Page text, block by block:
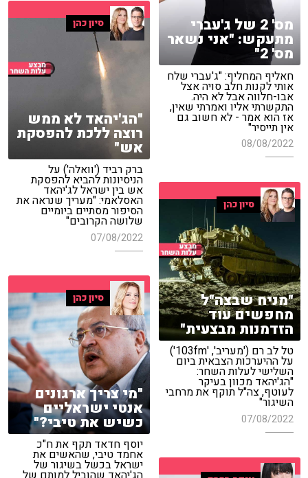
מס' 2 של ג'עברי
מתעקש: "אני נשאר
מס' 2"
חאליף המחליף: "ג'עברי שלח
אותי לקנות חלב סויה אצל
אבו-חלווה אבל לא היה.
התקשרתי אליו ואמרתי שאין,
אז הוא אמר - לא חשוב גם
אין תייסיר"
08/08/2022
סיון כהן
"הג'יהאד לא ממש
רוצה ללכת להפסקת
אש"
ברק רביד ('וואלה') על
הניסיונות להביא להפסקת
אש בין ישראל לג'יהאד
האסלאמי: "מעריך שנראה את
הסיפור מסתיים ביומיים
שלושה הקרובים"
07/08/2022
סיון כהן
"מניח שבצה"ל
מחפשים עוד
הזדמנות מבצעית"
טל לב רם ('מעריב', '103fm')
על ההיערכות הצבאית ביום
השלישי לעלות השחר:
"הג'יהאד מכוון בעיקר
לעוטף, צה"ל תוקף את מרחבי
השיגור"
07/08/2022
סיון כהן
"מי צריך ארגונים
אנטי ישראליים
כשיש את טיבי?"
יוסף חדאד תקף את ח"כ
אחמד טיבי, שהאשים את
ישראל בכשל בשיגור של